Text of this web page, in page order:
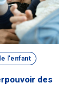
l'enfant
des